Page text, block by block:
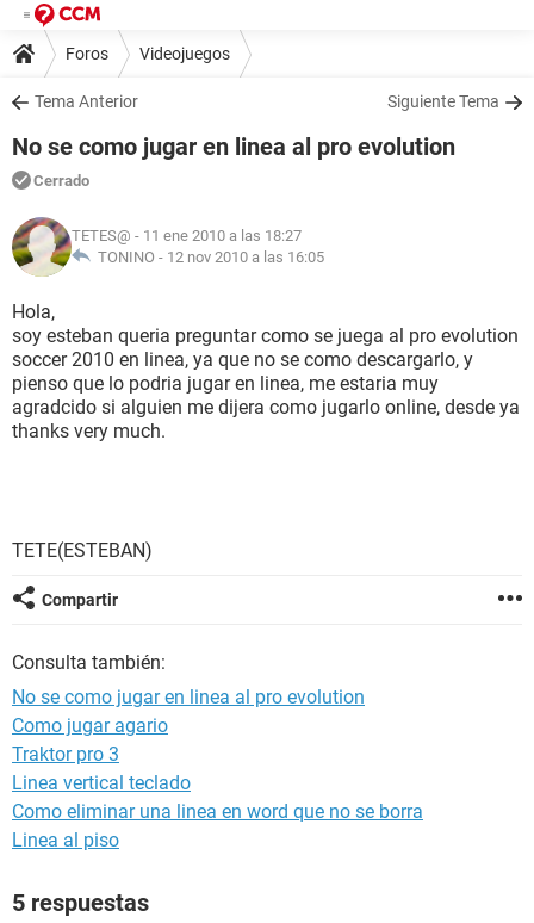
Foros Videojuegos
Tema Anterior Siguiente Tema
No se como jugar en linea al pro evolution
Cerrado
TETES@ - 11 ene 2010 a las 18:27
TONINO - 12 nov 2010 a las 16:05
Hola,
soy esteban queria preguntar como se juega al pro evolution
soccer 2010 en linea, ya que no se como descargarlo, y
pienso que lo podria jugar en linea, me estaria muy
agradcido si alguien me dijera como jugarlo online, desde ya
thanks very much.
TETE(ESTEBAN)
Compartir
Consulta también:
No se como jugar en linea al pro evolution
Como jugar agario
Traktor pro 3
Linea vertical teclado
Como eliminar una linea en word que no se borra
Linea al piso
5 respuestas